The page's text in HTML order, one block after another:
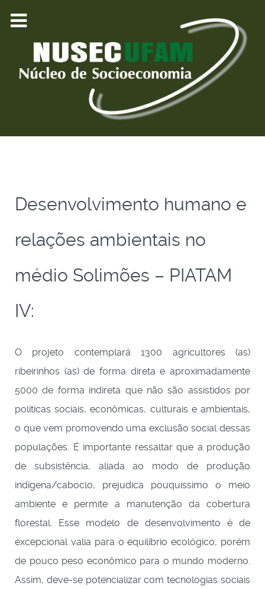
Desenvolvimento humano e
relações ambientais no
médio Solimões – PIATAM
IV:
O projeto contemplará 1300 agricultores (as)
ribeirinhos (as) de forma direta e aproximadamente
5000 de forma indireta que não são assistidos por
políticas sociais, econômicas, culturais e ambientais,
o que vem promovendo uma exclusão social dessas
populações. É importante ressaltar que a produção
de subsistência, aliada ao modo de produção
indígena/caboclo, prejudica pouquíssimo o meio
ambiente e permite a manutenção da cobertura
florestal. Esse modelo de desenvolvimento é de
excepcional valia para o equilíbrio ecológico, porém
de pouco peso econômico para o mundo moderno.
Assim, deve-se potencializar com tecnologias sociais